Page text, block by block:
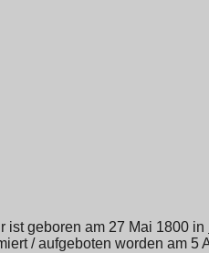
ist geboren am 27 Mai 1800 in
/ aufgeboten worden am 5